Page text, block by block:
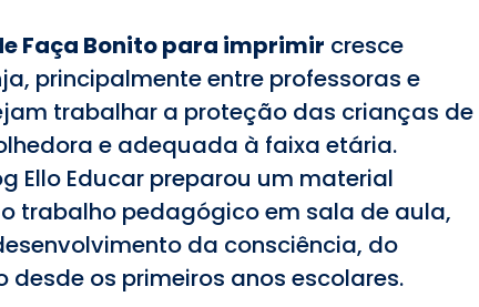
Faça Bonito para imprimir cresce
principalmente entre professoras e
trabalhar a proteção das crianças de
e adequada à faixa etária.
Ello Educar preparou um material
trabalho pedagógico em sala de aula,
da consciência, do
desde os primeiros anos escolares.